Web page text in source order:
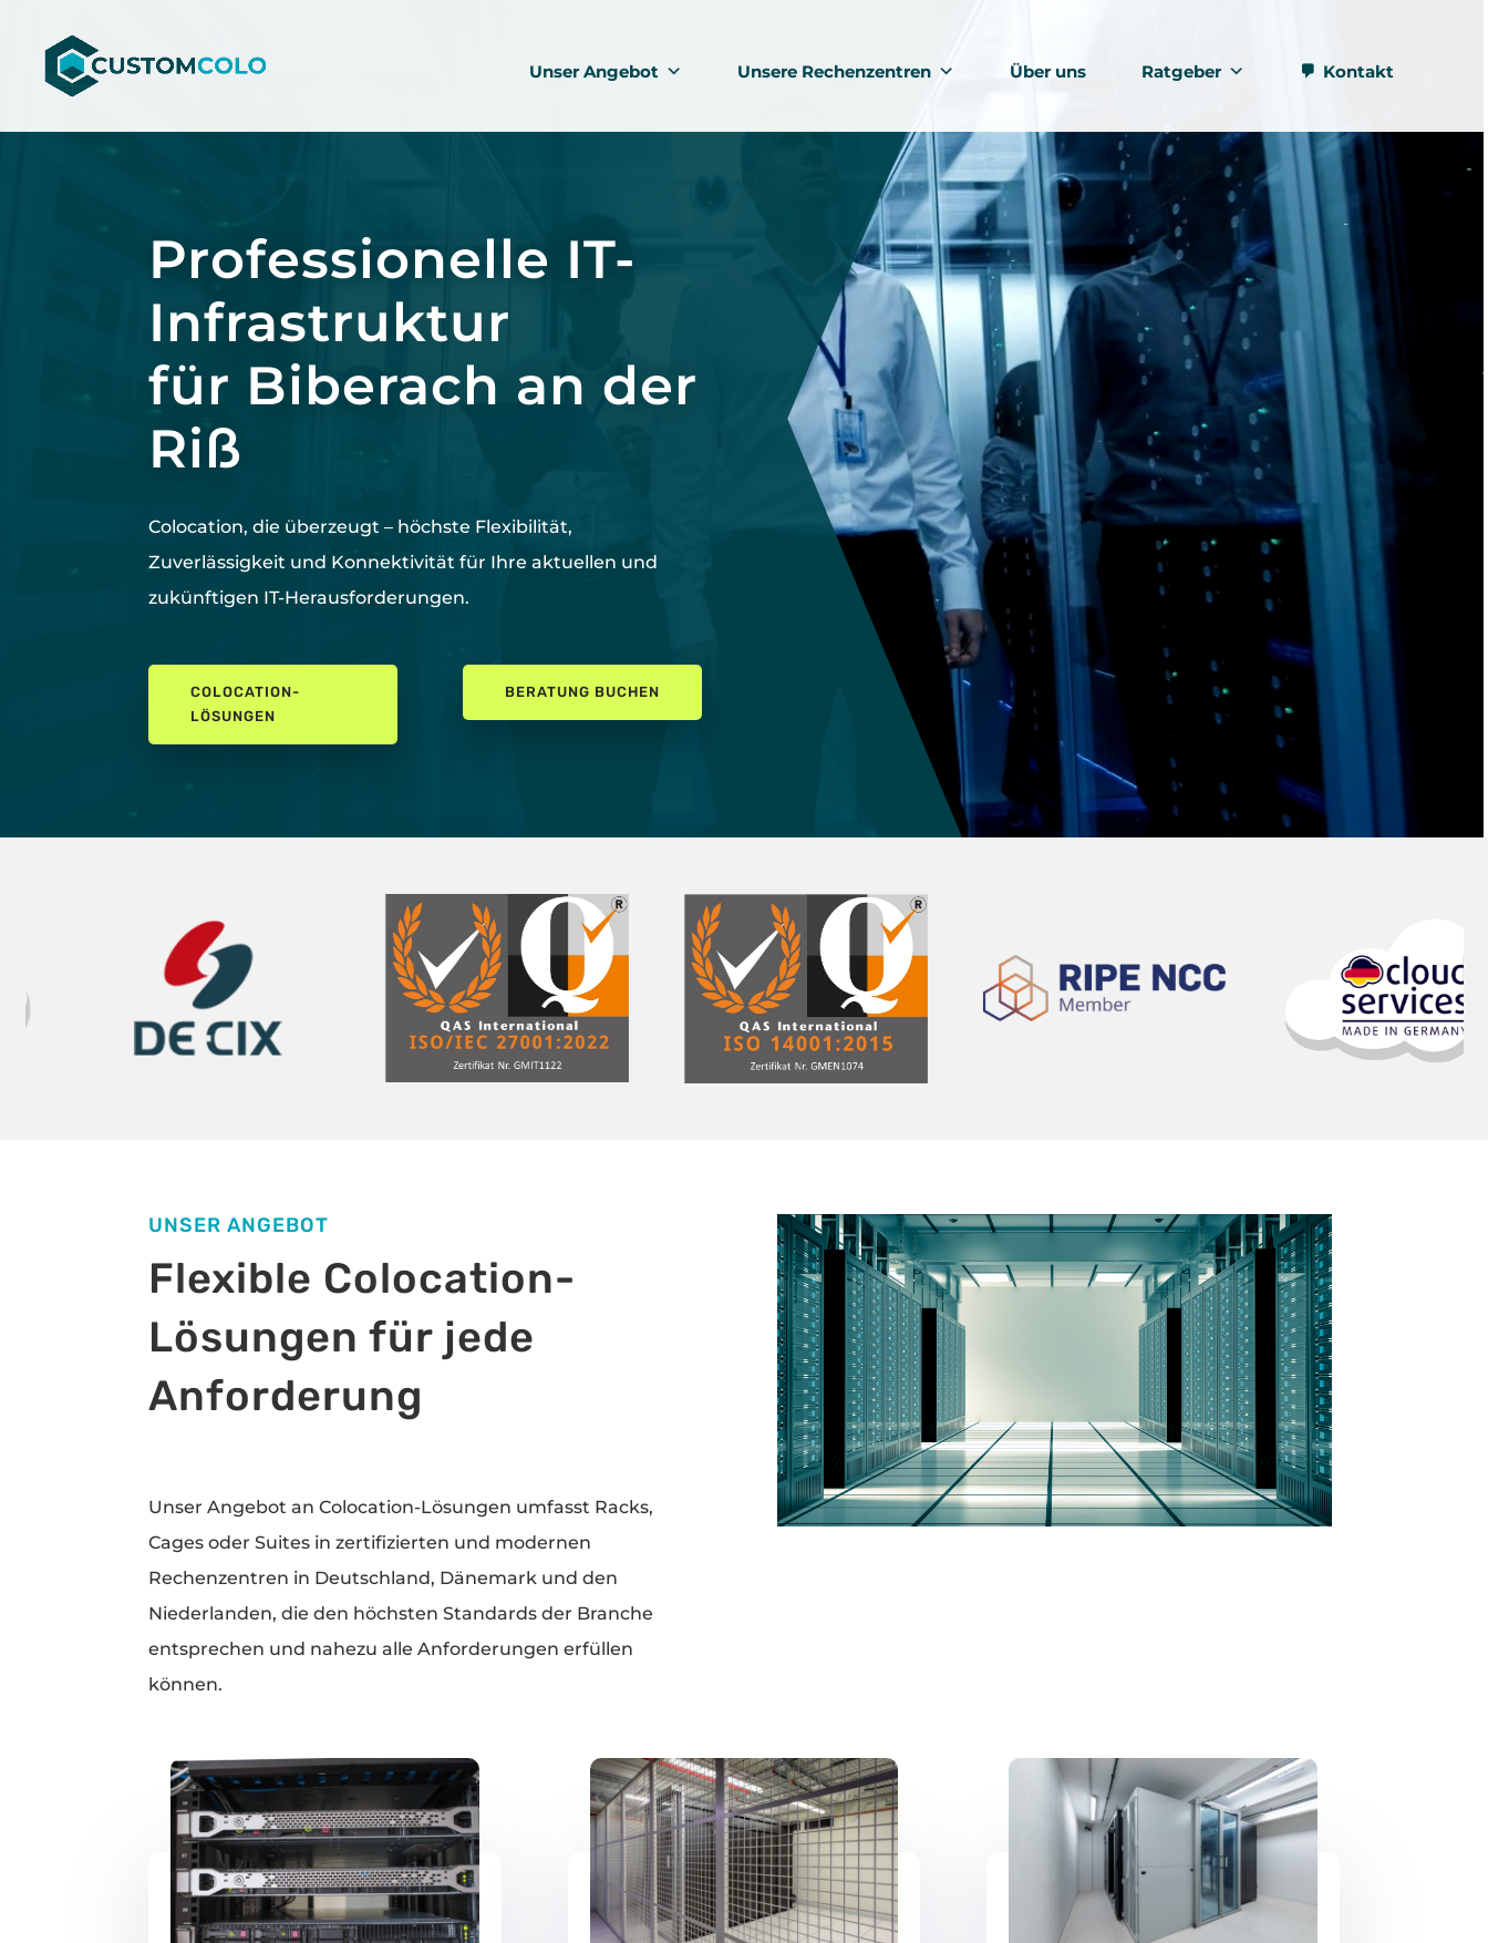
Unser Angebot Unsere Rechenzentren Über uns Ratgeber Kontakt
Player
Professionelle IT-
Infrastruktur
für Biberach an der
Riß
Colocation, die überzeugt – höchste Flexibilität,
Zuverlässigkeit und Konnektivität für Ihre aktuellen und
zukünftigen IT-Herausforderungen.
COLOCATION-
LÖSUNGEN
BERATUNG BUCHEN
UNSER ANGEBOT
Flexible Colocation-
Lösungen für jede
Anforderung
Unser Angebot an Colocation-Lösungen umfasst Racks,
Cages oder Suites in zertifizierten und modernen
Rechenzentren in Deutschland, Dänemark und den
Niederlanden, die den höchsten Standards der Branche
entsprechen und nahezu alle Anforderungen erfüllen
können.